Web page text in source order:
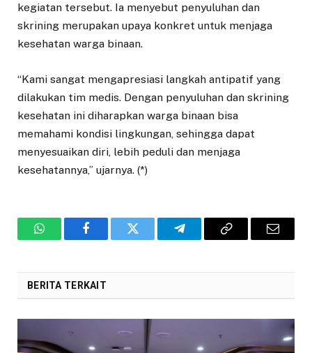
kegiatan tersebut. Ia menyebut penyuluhan dan
skrining merupakan upaya konkret untuk menjaga
kesehatan warga binaan.
“Kami sangat mengapresiasi langkah antipatif yang
dilakukan tim medis. Dengan penyuluhan dan skrining
kesehatan ini diharapkan warga binaan bisa
memahami kondisi lingkungan, sehingga dapat
menyesuaikan diri, lebih peduli dan menjaga
kesehatannya,” ujarnya. (*)
WhatsAppFacebookTwitter TelegramCopy
Email
BERITA TERKAIT